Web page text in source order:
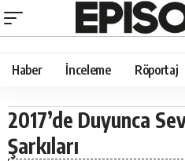
Haber İnceleme Röportaj
2017’de Duyunca
Şarkıları